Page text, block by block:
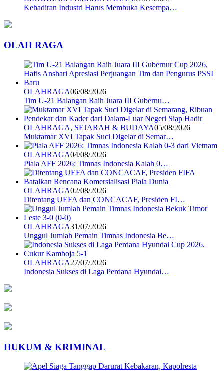
Kehadiran Industri Harus Membuka Kesempa…
OLAH RAGA
OLAHRAGA06/08/2026
Tim U-21 Balangan Raih Juara III Gubernu…
OLAHRAGA, SEJARAH & BUDAYA05/08/2026
Muktamar XVI Tapak Suci Digelar di Semar…
OLAHRAGA04/08/2026
Piala AFF 2026: Timnas Indonesia Kalah 0…
OLAHRAGA02/08/2026
Ditentang UEFA dan CONCACAF, Presiden FI…
OLAHRAGA31/07/2026
Unggul Jumlah Pemain Timnas Indonesia Be…
OLAHRAGA27/07/2026
Indonesia Sukses di Laga Perdana Hyundai…
HUKUM & KRIMINAL